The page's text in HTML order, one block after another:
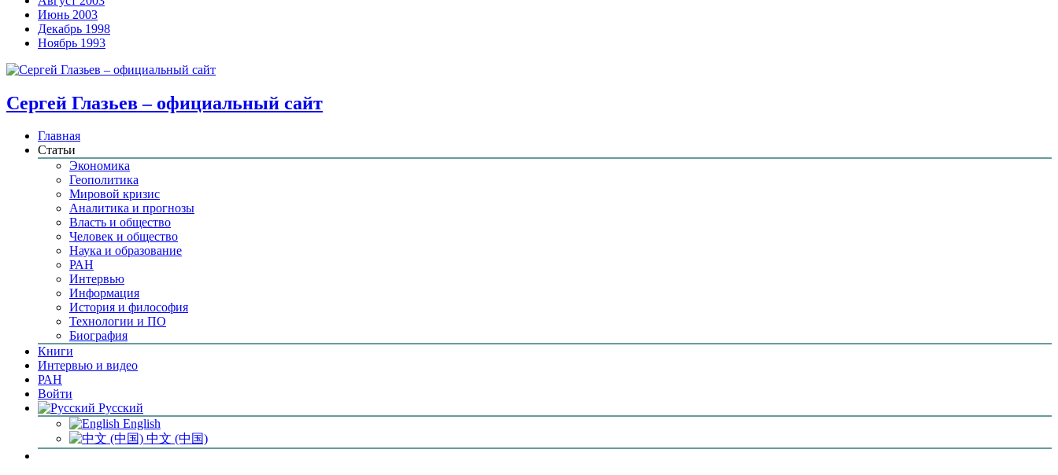
Июнь 2003
Декабрь 1998
Ноябрь 1993
Сергей Глазьев – официальный сайт
Главная
Статьи
Экономика
Геополитика
Мировой кризис
Аналитика и прогнозы
Власть и общество
Человек и общество
Наука и образование
РАН
Интервью
Информация
История и философия
Технологии и ПО
Биография
Книги
Интервью и видео
РАН
Войти
Русский
English
中文 (中国)